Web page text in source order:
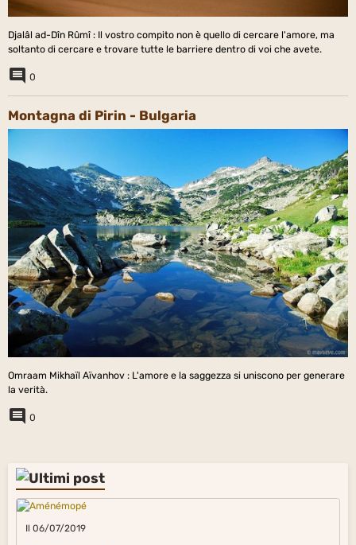
Djalâl ad-Dîn Rûmî : Il vostro compito non è quello di cercare l'amore, ma
soltanto di cercare e trovare tutte le barriere dentro di voi che avete.
0
Montagna di Pirin - Bulgaria
Omraam Mikhaïl Aïvanhov : L'amore e la saggezza si uniscono per generare
la verità.
0
Il 06/07/2019